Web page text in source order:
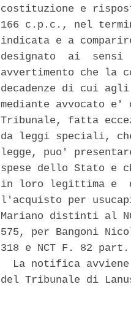
costituzione e
166 c.p.c., nel
indicata e a
designato  ai
avvertimento che
decadenze di cui
mediante
Tribunale, fatta
da leggi speciali,
legge, puo'
spese dello Stato e
in loro legittima e
l'acquisto per
Mariano distinti al
575, per Bangoni
318 e NCT F. 82
La notifica
del Tribunale di